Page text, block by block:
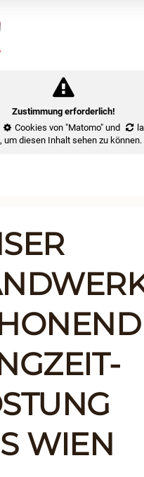
Zustimmung erforderlich!
Cookies von "Matomo" und
, um diesen Inhalt sehen zu können.
WIEN